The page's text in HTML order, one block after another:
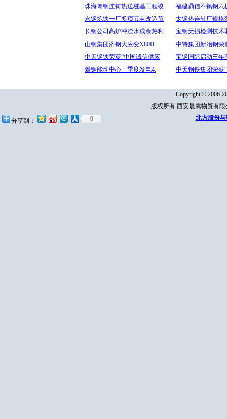
珠海粤钢连铸热送桩基工程竣
永钢炼铁一厂多项节电改造节
长钢公司高炉冲渣水成余热利
山钢集团济钢大应变X80H
中天钢铁荣获“中国诚信供应
攀钢能动中心一季度发电4.
福建鼎信不锈钢六
太钢热连轧厂规格
宝钢无损检测技术
中特集团新冶钢荣
宝钢国际启动三年
中天钢铁集团荣获
Copyright © 2006-
版权所有 西安晨腾物资有
北方股份
分享到： 0